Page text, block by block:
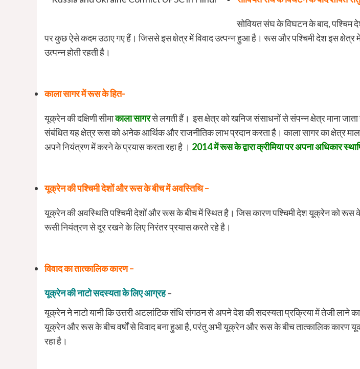
सोवियत संघ के विघटन के बाद,
पर कुछ ऐसे कदम उठाए गए हैं। जिससे इस क्षेत्र में विवाद उत्पन्न हुआ है। रूस और पश्चिमी देश इस
उत्पन्न होती रहती है।
काला सागर में रूस के हित-
यूक्रेन की दक्षिणी सीमाकाला सागरसे लगती हैं। इस क्षेत्र को खनिज संसाधनों से संपन्न क्षेत्र माना
संबंधित यह क्षेत्र रूस को अनेक आर्थिक और राजनीतिक लाभ प्रदान करता है। काला सागर का क्षेत्र
अपने नियंत्रण में करने के प्रयास करता रहा है । 2014 में रूस के द्वारा क्रीमिया पर अपना अधिकार
यूक्रेन की पश्चिमी देशों और रूस के बीच में अवस्तिथि –
यूक्रेन की अवस्थिति पश्चिमी देशों और रूस के बीच में स्थित है। जिस कारण पश्चिमी देश यूक्रेन को
रूसी नियंत्रण से दूर रखने के लिए निरंतर प्रयास करते रहे है।
विवाद का तात्कालिक कारण –
यूक्रेन की नाटो सदस्यता के लिए आग्रह–
यूक्रेन ने नाटो यानी कि उत्तरी अटलांटिक संधि संगठन से अपने देश की सदस्यता प्रक्रिया में तेजी
यूक्रेन और रूस के बीच वर्षों से विवाद बना हुआ है, परंतु अभी यूक्रेन और रूस के बीच तात्कालिक कारण
रहा है।